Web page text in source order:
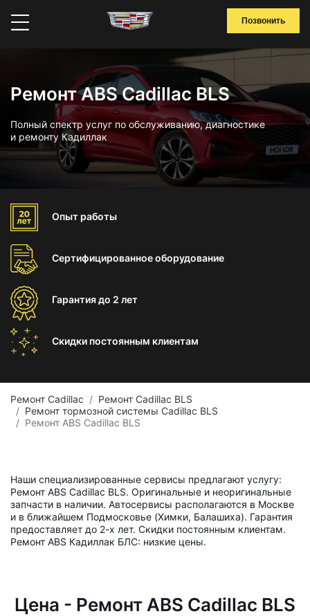
Позвонить
Ремонт ABS Cadillac BLS
Полный спектр услуг по обслуживанию, диагностике
и ремонту Кадиллак
Опыт работы
Сертифицированноеоборудование
Гарантиядо 2 лет
Скидки постоянным клиентам
Ремонт Cadillac
Ремонт Cadillac BLS
Ремонт тормозной системы Cadillac BLS
Ремонт ABS Cadillac BLS
Наши специализированные сервисы предлагают услугу:
Ремонт ABS Cadillac BLS. Оригинальные и неоригинальные
запчасти в наличии. Автосервисы располагаются в Москве
и в ближайшем Подмосковье (Химки, Балашиха). Гарантия
предоставляет до 2-х лет. Скидки постоянным клиентам.
Ремонт ABS Кадиллак БЛС: низкие цены.
Цена - Ремонт ABS Cadillac BLS